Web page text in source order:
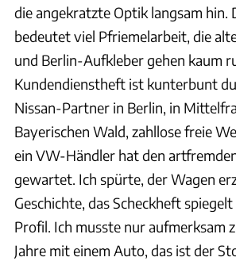
die angekratzte Optik langsam hin.
bedeutet viel Pfriemelarbeit, die
und Berlin-Aufkleber gehen kaum
Kundendienstheft ist kunterbunt
Nissan-Partner in Berlin, in
Bayerischen Wald, zahllose freie
ein VW-Händler hat den
gewartet. Ich spürte, der Wagen
Geschichte, das Scheckheft
Profil. Ich musste nur aufmerksam
Jahre mit einem Auto, das ist der